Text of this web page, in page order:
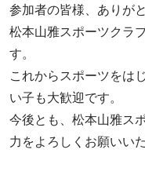
参加者の皆様、ありが
松本山雅スポーツクラ
す。
これからスポーツをは
い子も大歓迎です。
今後とも、松本山雅ス
力をよろしくお願いい